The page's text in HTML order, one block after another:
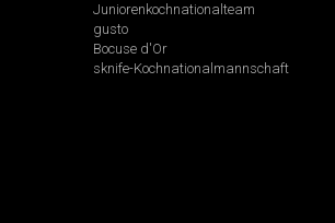
Juniorenkochnationalteam
gusto
Bocuse d'Or
sknife-Kochnationalmannschaft